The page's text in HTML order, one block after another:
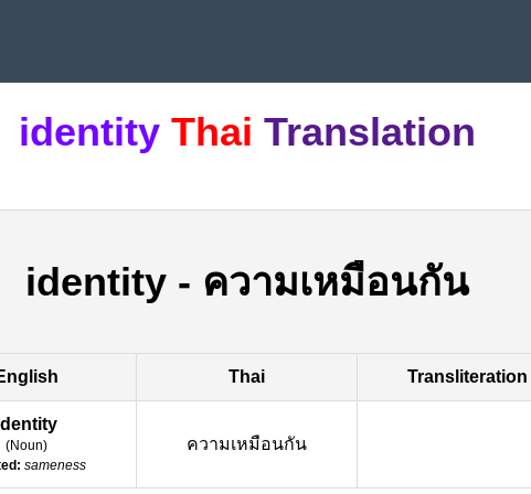
identity Thai Translation
identity - ความเหมือนกัน
Thai Transliteration
(Noun)
sameness
ความเหมือนกัน